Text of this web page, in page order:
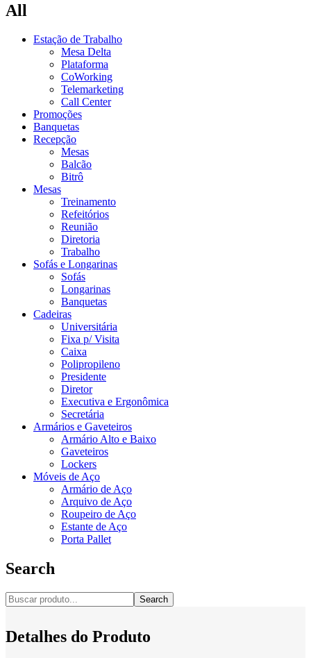
All
Estação de Trabalho
Mesa Delta
Plataforma
CoWorking
Telemarketing
Call Center
Promoções
Banquetas
Recepção
Mesas
Balcão
Bitrô
Mesas
Treinamento
Refeitórios
Reunião
Diretoria
Trabalho
Sofás e Longarinas
Sofás
Longarinas
Banquetas
Cadeiras
Universitária
Fixa p/ Visita
Caixa
Polipropileno
Presidente
Diretor
Executiva e Ergonômica
Secretária
Armários e Gaveteiros
Armário Alto e Baixo
Gaveteiros
Lockers
Móveis de Aço
Armário de Aço
Arquivo de Aço
Roupeiro de Aço
Estante de Aço
Porta Pallet
Search
Search
Detalhes do Produto